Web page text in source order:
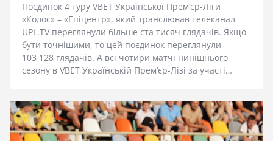
Поєдинок 4 туру VBET Української Прем’єр-Ліги
«Колос» – «Епіцентр», який транслював телеканал
UPL.TV переглянули більше ста тисяч глядачів. Якщо
бути точнішими, то цей поєдинок переглянули
103 128 глядачів. А всі чотири матчі нинішнього
сезону в VBET Українській Прем’єр-Лізі за участі…